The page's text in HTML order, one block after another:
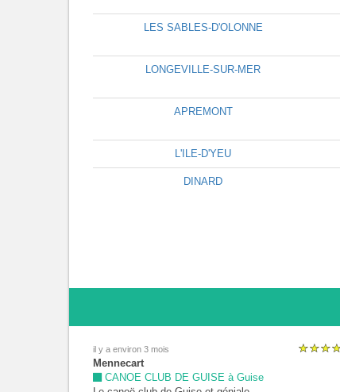
LES SABLES-D'OLONNE
LONGEVILLE-SUR-MER
APREMONT
L'ILE-D'YEU
DINARD
il y a environ 3 mois
Mennecart
CANOE CLUB DE GUISE à Guise